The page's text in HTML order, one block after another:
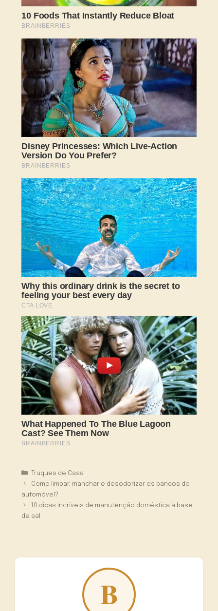
Categorias
Truques de Casa
Como limpar, manchar e desodorizar os bancos do
automóvel?
10 dicas incríveis de manutenção doméstica à base
de sal